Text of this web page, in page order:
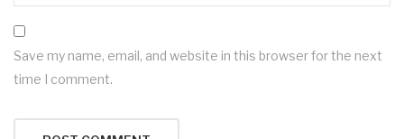
Save my name, email, and website in this browser for the next
time I comment.